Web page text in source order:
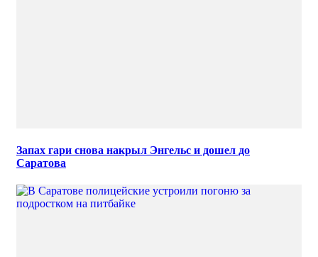
Запах гари снова накрыл Энгельс и дошел до
Саратова